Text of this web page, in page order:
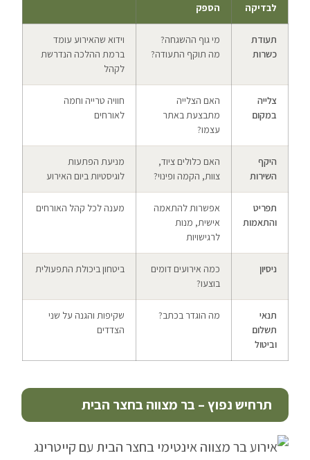
לבדיקה
הספק
תעודת
כשרות
מי גוף ההשגחה?
מה תוקף התעודה?
וידוא שהאירוע עומד
ברמת ההלכה הנדרשת
לקהל
צלייה
במקום
האם הצלייה
מתבצעת באתר
עצמו?
חוויה טרייה וחמה
לאורחים
היקף
השירות
האם כלולים ציוד,
צוות, הקמה ופינוי?
מניעת הפתעות
לוגיסטיות ביום האירוע
תפריט
והתאמות
אפשרות להתאמה
אישית, מנות
לרגישויות
מענה לכל קהל האורחים
ניסיון
כמה אירועים דומים
בוצעו?
ביטחון ביכולת התפעולית
תנאי
תשלום
וביטול
מה הוגדר בכתב?
שקיפות והגנה על שני
הצדדים
תרחיש נפוץ – בר מצווה בחצר הבית